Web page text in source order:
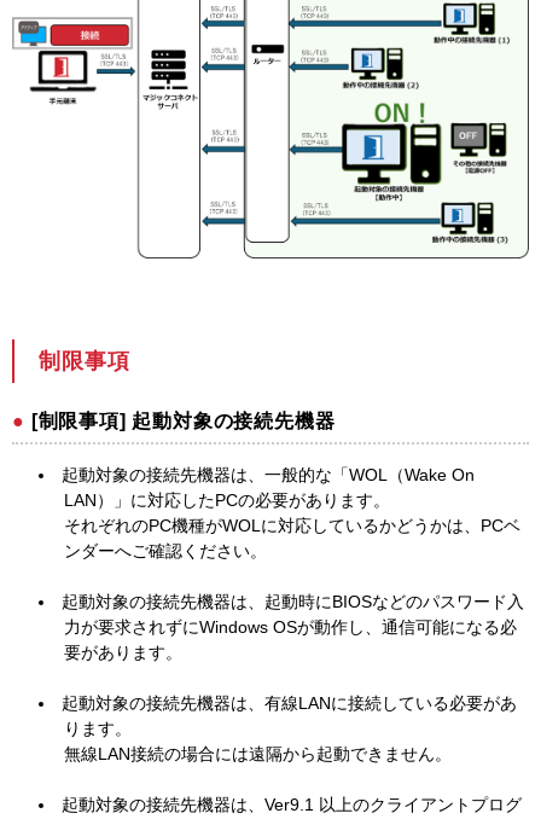
制限事項
[制限事項] 起動対象の接続先機器
起動対象の接続先機器は、一般的な「WOL（Wake On
LAN）」に対応したPCの必要があります。
それぞれのPC機種がWOLに対応しているかどうかは、PCベ
ンダーへご確認ください。
起動対象の接続先機器は、起動時にBIOSなどのパスワード入
力が要求されずにWindows OSが動作し、通信可能になる必
要があります。
起動対象の接続先機器は、有線LANに接続している必要があ
ります。
無線LAN接続の場合には遠隔から起動できません。
起動対象の接続先機器は、Ver9.1 以上のクライアントプログ